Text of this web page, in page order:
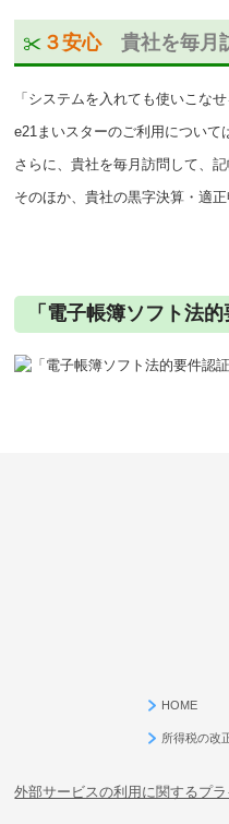
３安心 貴社を毎月
「システムを入れても使いこな
e21まいスターのご利用について
さらに、貴社を毎月訪問して、
そのほか、貴社の黒字決算・適
「電子帳簿ソフト法
HOME
所得税の改
外部サービスの利用に関するプ